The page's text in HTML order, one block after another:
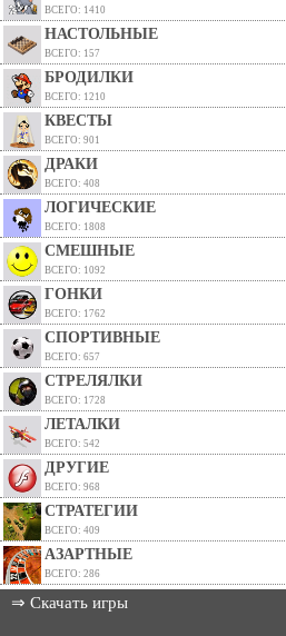
ВСЕГО: 1410
НАСТОЛЬНЫЕ
ВСЕГО: 157
БРОДИЛКИ
ВСЕГО: 1210
КВЕСТЫ
ВСЕГО: 901
ДРАКИ
ВСЕГО: 408
ЛОГИЧЕСКИЕ
ВСЕГО: 1808
СМЕШНЫЕ
ВСЕГО: 1092
ГОНКИ
ВСЕГО: 1762
СПОРТИВНЫЕ
ВСЕГО: 657
СТРЕЛЯЛКИ
ВСЕГО: 1728
ЛЕТАЛКИ
ВСЕГО: 542
ДРУГИЕ
ВСЕГО: 968
СТРАТЕГИИ
ВСЕГО: 409
АЗАРТНЫЕ
ВСЕГО: 286
⇒ Скачать игры